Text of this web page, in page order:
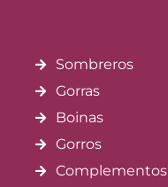
Sombreros
Gorras
Boinas
Gorros
Complementos